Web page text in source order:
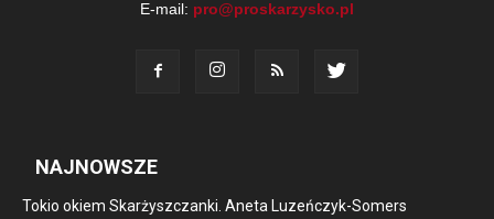
E-mail: pro@proskarzysko.pl
NAJNOWSZE
Tokio okiem Skarżyszczanki. Aneta Luzeńczyk-Somers